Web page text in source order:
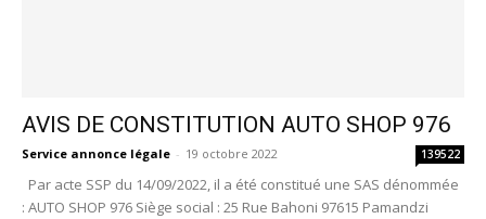
AVIS DE CONSTITUTION AUTO SHOP 976
Service annonce légale - 19 octobre 2022 139522
Par acte SSP du 14/09/2022, il a été constitué une SAS dénommée
: AUTO SHOP 976 Siège social : 25 Rue Bahoni 97615 Pamandzi